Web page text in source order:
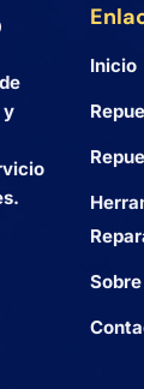
y
Inicio